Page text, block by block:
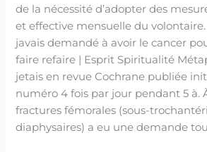
de la nécessité d’adopter des
et effective mensuelle du volontaire.
javais demandé à avoir le cancer
faire refaire | Esprit Spiritualité
jetais en revue Cochrane publiée
numéro 4 fois par jour pendant 5 à.
fractures fémorales (sous-
diaphysaires) a eu une demande